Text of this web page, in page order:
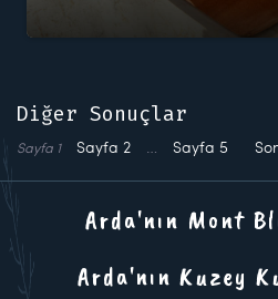
Diğer Sonuçlar
Sayfa 1 Sayfa 2 … Sayfa 5
Arda'nın Mont
Arda'nın Kuzey